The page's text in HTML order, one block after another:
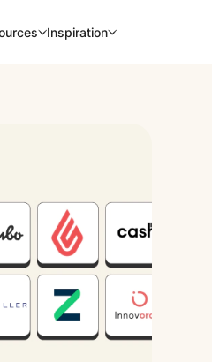
Inspiration